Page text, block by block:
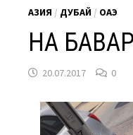
АЗИЯ / ДУБАЙ / ОАЭ
НА
20.07.2017 0